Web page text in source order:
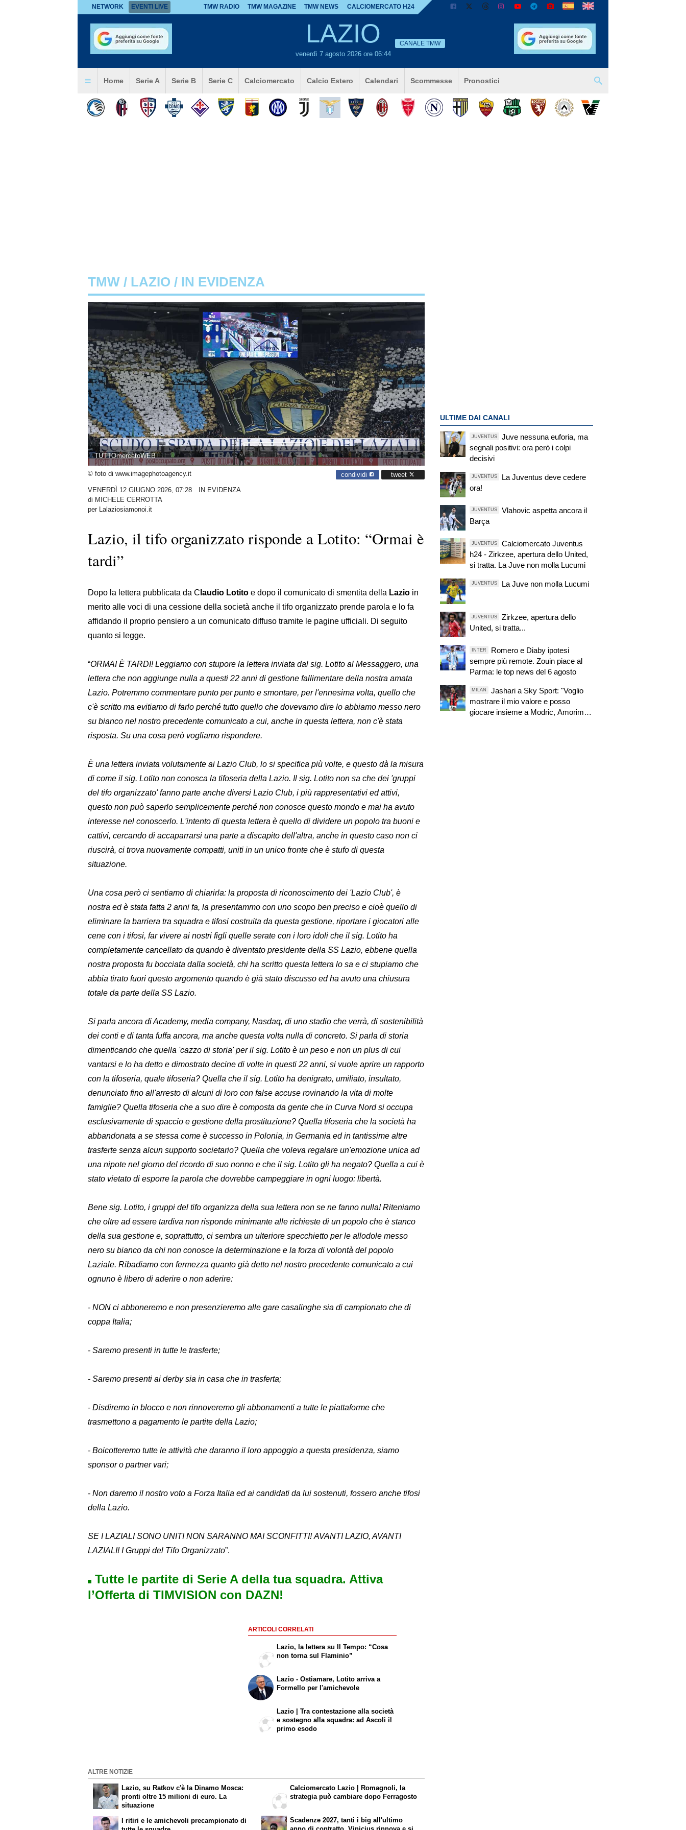
NETWORK EVENTI LIVE TMW RADIO TMW MAGAZINE TMW NEWS CALCIOMERCATO H24
LAZIO
venerdì 7 agosto 2026 ore 06:44
CANALE TMW
Home Serie A Serie B Serie C Calciomercato Calcio Estero Calendari Scommesse Pronostici
TMW / LAZIO / IN EVIDENZA
TUTTOmercatoWEB
© foto di www.imagephotoagency.it condividi tweet
VENERDÌ 12 GIUGNO 2026, 07:28
IN EVIDENZA
di MICHELE CERROTTA
per Lalaziosiamonoi.it
Lazio, il tifo organizzato risponde a Lotito: “Ormai è
tardi”
Dopo la lettera pubblicata da C laudio Lotito e dopo il comunicato di smentita della Lazio in
merito alle voci di una cessione della società anche il tifo organizzato prende parola e lo fa
affidando il proprio pensiero a un comunicato diffuso tramite le pagine ufficiali. Di seguito
quanto si legge.
“ORMAI È TARDI! Leggiamo con stupore la lettera inviata dal sig. Lotito al Messaggero, una
lettera che non aggiunge nulla a questi 22 anni di gestione fallimentare della nostra amata
Lazio. Potremmo commentare punto per punto e smontare, per l'ennesima volta, quello che
c'è scritto ma evitiamo di farlo perché tutto quello che dovevamo dire lo abbiamo messo nero
su bianco nel nostro precedente comunicato a cui, anche in questa lettera, non c'è stata
risposta. Su una cosa però vogliamo rispondere.
È una lettera inviata volutamente ai Lazio Club, lo si specifica più volte, e questo dà la misura
di come il sig. Lotito non conosca la tifoseria della Lazio. Il sig. Lotito non sa che dei 'gruppi
del tifo organizzato' fanno parte anche diversi Lazio Club, i più rappresentativi ed attivi,
questo non può saperlo semplicemente perché non conosce questo mondo e mai ha avuto
interesse nel conoscerlo. L'intento di questa lettera è quello di dividere un popolo tra buoni e
cattivi, cercando di accaparrarsi una parte a discapito dell'altra, anche in questo caso non ci
riuscirà, ci trova nuovamente compatti, uniti in un unico fronte che è stufo di questa
situazione.
Una cosa però ci sentiamo di chiarirla: la proposta di riconoscimento dei 'Lazio Club', è
nostra ed è stata fatta 2 anni fa, la presentammo con uno scopo ben preciso e cioè quello di
eliminare la barriera tra squadra e tifosi costruita da questa gestione, riportare i giocatori alle
cene con i tifosi, far vivere ai nostri figli quelle serate con i loro idoli che il sig. Lotito ha
completamente cancellato da quando è diventato presidente della SS Lazio, ebbene quella
nostra proposta fu bocciata dalla società, chi ha scritto questa lettera lo sa e ci stupiamo che
abbia tirato fuori questo argomento quando è già stato discusso ed ha avuto una chiusura
totale da parte della SS Lazio.
Si parla ancora di Academy, media company, Nasdaq, di uno stadio che verrà, di sostenibilità
dei conti e di tanta fuffa ancora, ma anche questa volta nulla di concreto. Si parla di storia
dimenticando che quella 'cazzo di storia' per il sig. Lotito è un peso e non un plus di cui
vantarsi e lo ha detto e dimostrato decine di volte in questi 22 anni, si vuole aprire un rapporto
con la tifoseria, quale tifoseria? Quella che il sig. Lotito ha denigrato, umiliato, insultato,
denunciato fino all'arresto di alcuni di loro con false accuse rovinando la vita di molte
famiglie? Quella tifoseria che a suo dire è composta da gente che in Curva Nord si occupa
esclusivamente di spaccio e gestione della prostituzione? Quella tifoseria che la società ha
abbandonata a se stessa come è successo in Polonia, in Germania ed in tantissime altre
trasferte senza alcun supporto societario? Quella che voleva regalare un'emozione unica ad
una nipote nel giorno del ricordo di suo nonno e che il sig. Lotito gli ha negato? Quella a cui è
stato vietato di esporre la parola che dovrebbe campeggiare in ogni luogo: libertà.
Bene sig. Lotito, i gruppi del tifo organizza della sua lettera non se ne fanno nulla! Riteniamo
che oltre ad essere tardiva non risponde minimante alle richieste di un popolo che è stanco
della sua gestione e, soprattutto, ci sembra un ulteriore specchietto per le allodole messo
nero su bianco da chi non conosce la determinazione e la forza di volontà del popolo
Laziale. Ribadiamo con fermezza quanto già detto nel nostro precedente comunicato a cui
ognuno è libero di aderire o non aderire:
- NON ci abboneremo e non presenzieremo alle gare casalinghe sia di campionato che di
coppa Italia;
- Saremo presenti in tutte le trasferte;
- Saremo presenti ai derby sia in casa che in trasferta;
- Disdiremo in blocco e non rinnoveremo gli abbonamenti a tutte le piattaforme che
trasmettono a pagamento le partite della Lazio;
- Boicotteremo tutte le attività che daranno il loro appoggio a questa presidenza, siamo
sponsor o partner vari;
- Non daremo il nostro voto a Forza Italia ed ai candidati da lui sostenuti, fossero anche tifosi
della Lazio.
SE I LAZIALI SONO UNITI NON SARANNO MAI SCONFITTI! AVANTI LAZIO, AVANTI
LAZIALI! I Gruppi del Tifo Organizzato”.
Tutte le partite di Serie A della tua squadra. Attiva
l’Offerta di TIMVISION con DAZN!
ARTICOLI CORRELATI
Lazio, la lettera su Il Tempo: “Cosa
non torna sul Flaminio”
Lazio - Ostiamare, Lotito arriva a
Formello per l'amichevole
Lazio | Tra contestazione alla società
e sostegno alla squadra: ad Ascoli il
primo esodo
ALTRE NOTIZIE
Lazio, su Ratkov c'è la Dinamo Mosca:
pronti oltre 15 milioni di euro. La
situazione
I ritiri e le amichevoli precampionato di
Calciomercato Lazio | Romagnoli, la
strategia può cambiare dopo Ferragosto
Scadenze 2027, tanti i big all'ultimo
ULTIME DAI CANALI
JUVENTUS
Juve nessuna euforia, ma
segnali positivi: ora però i colpi
decisivi
JUVENTUS
La Juventus deve cedere
ora!
JUVENTUS
Vlahovic aspetta ancora il
Barça
JUVENTUS
Calciomercato Juventus
h24 - Zirkzee, apertura dello United,
si tratta. La Juve non molla Lucumi
JUVENTUS La Juve non molla Lucumi
JUVENTUS
Zirkzee, apertura dello
United, si tratta...
INTER
Romero e Diaby ipotesi
sempre più remote. Zouin piace al
Parma: le top news del 6 agosto
MILAN
Jashari a Sky Sport: "Voglio
mostrare il mio valore e posso
giocare insieme a Modric, Amorim